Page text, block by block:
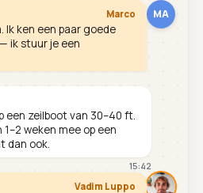
MA
Marco
Ik ken een paar goede
ik stuur je een
een zeilboot van 30–40 ft.
weken mee op een
dan ook.
15:42
Vadim Luppo